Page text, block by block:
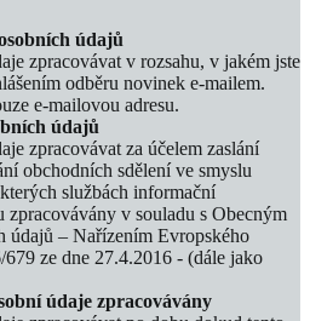
údajů
zpracovávat v rozsahu, v jakém jste
odběru novinek e-mailem.
e‐mailovou adresu.
údajů
zpracovávat za účelem zaslání
obchodních sdělení ve smyslu
službách informační
zpracovávány v souladu s Obecným
údajů – Nařízením Evropského
ze dne 27.4.2016 - (dále jako
údaje zpracovávány